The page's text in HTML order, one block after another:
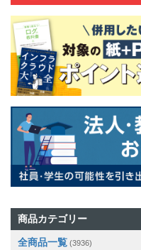
商品カテゴリー
全商品一覧 (3936)